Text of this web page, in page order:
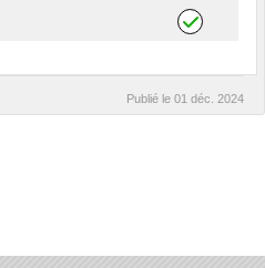
Publié le 01 déc. 2024